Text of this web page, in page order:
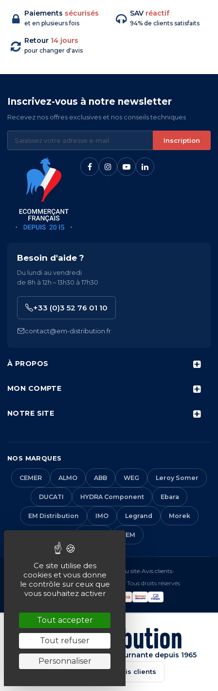
Paiements sécurisés
et en plusieurs fois
SAV réactif
94% de clients satisfaits
Retour 14 jours
pour changer d'avis
Inscrivez-vous à notre newsletter
Recevez nos offres exclusives et nos conseils techniques
Inscription
À PROPOS
MON COMPTE
NOTRE SITE
Besoin d'aide ?
Du lundi au vendredi
de 8h à 12h – 13h30 à 17h30
+33 (0)3 52 76 01 10
contact@em-distribution.fr
NOS MARQUES
CEMER ALMO ABB WEG Leroy Somer
DUCATI HYDRA Component Ebara
EM Distribution IMO Legrand Morek
VEM
Mentions légales Plan du site•Avis clients•
© 2016-2026 EM Distribution - Tous droits réservés
Spécialiste de la machine tournante depuis 1965
★★★★★4.7/5 · Avis clients
Ce site utilise des
cookies et vous donne
le contrôle sur ceux que
vous souhaitez activer
Tout accepter
Tout refuser
Personnaliser